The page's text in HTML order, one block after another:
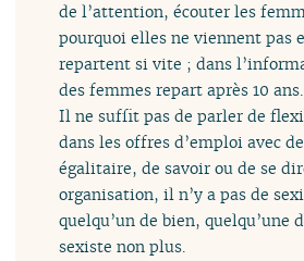
de l’attention, écouter les
pourquoi elles ne viennent pas
repartent si vite ; dans
des femmes repart après 10 ans.
Il ne suffit pas de parler de
dans les offres d’emploi avec
égalitaire, de savoir ou de se
organisation, il n’y a pas de
quelqu’un de bien, quelqu’une
sexiste non plus.